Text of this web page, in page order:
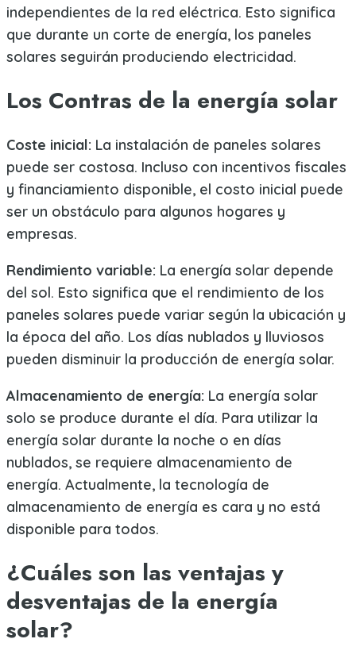
independientes de la red eléctrica. Esto significa
que durante un corte de energía, los paneles
solares seguirán produciendo electricidad.
Los Contras de la energía solar
Coste inicial: La instalación de paneles solares
puede ser costosa. Incluso con incentivos fiscales
y financiamiento disponible, el costo inicial puede
ser un obstáculo para algunos hogares y
empresas.
Rendimiento variable: La energía solar depende
del sol. Esto significa que el rendimiento de los
paneles solares puede variar según la ubicación y
la época del año. Los días nublados y lluviosos
pueden disminuir la producción de energía solar.
Almacenamiento de energía: La energía solar
solo se produce durante el día. Para utilizar la
energía solar durante la noche o en días
nublados, se requiere almacenamiento de
energía. Actualmente, la tecnología de
almacenamiento de energía es cara y no está
disponible para todos.
¿Cuáles son las ventajas y
desventajas de la energía
solar?